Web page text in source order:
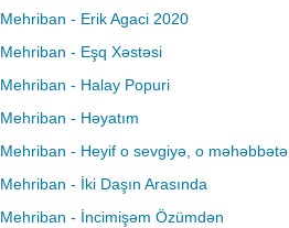
Mehriban - Erik Agaci 2020
Mehriban - Eşq Xəstəsi
Mehriban - Halay Popuri
Mehriban - Həyatım
Mehriban - Heyif o sevgiyə, o məhəbbətə
Mehriban - İki Daşın Arasında
Mehriban - İncimişəm Özümdən